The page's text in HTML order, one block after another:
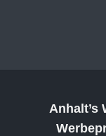
Anhalt’s